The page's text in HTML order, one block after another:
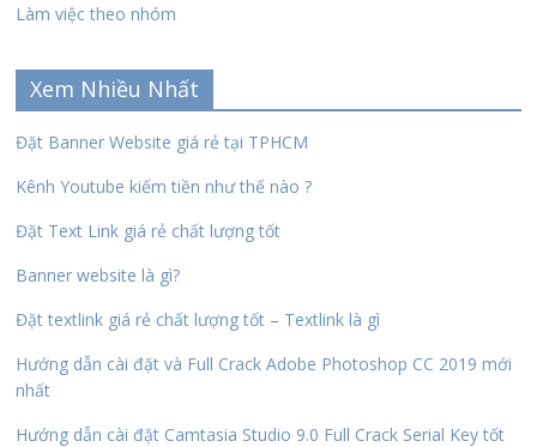
Làm việc theo nhóm
Xem Nhiều Nhất
Đặt Banner Website giá rẻ tại TPHCM
Kênh Youtube kiếm tiền như thế nào ?
Đặt Text Link giá rẻ chất lượng tốt
Banner website là gì?
Đặt textlink giá rẻ chất lượng tốt – Textlink là gì
Hướng dẫn cài đặt và Full Crack Adobe Photoshop CC 2019 mới
nhất
Hướng dẫn cài đặt Camtasia Studio 9.0 Full Crack Serial Key tốt